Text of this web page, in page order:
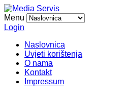
Menu
Login
Naslovnica
Uvjeti korištenja
O nama
Kontakt
Impressum